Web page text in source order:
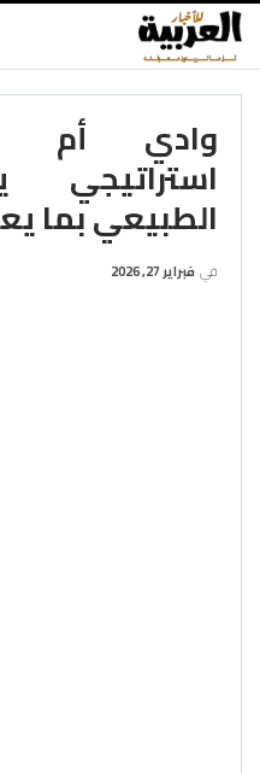
وادي أم
الطبيعي بما
في فبراير 27, 2026